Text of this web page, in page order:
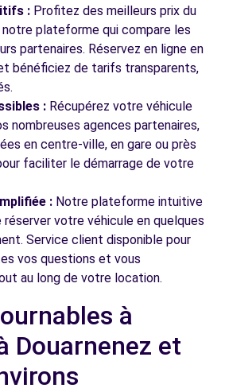
: Profitez des meilleurs prix du
notre plateforme qui compare les
partenaires. Réservez en ligne en
bénéficiez de tarifs transparents,
: Récupérez votre véhicule
nombreuses agences partenaires,
en centre-ville, en gare ou près
faciliter le démarrage de votre
: Notre plateforme intuitive
votre véhicule en quelques
Service client disponible pour
vos questions et vous
au long de votre location.
à
Douarnenez et